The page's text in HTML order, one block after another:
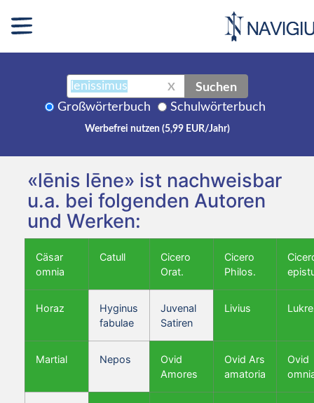
X Suchen
Großwörterbuch Schulwörterbuch
Werbefrei nutzen (5,99 EUR/Jahr)
«lēnis lēne» ist nachweisbar
u.a. bei folgenden Autoren
und Werken:
Cäsar
omnia
Catull
Cicero
Orat.
Cicero
Philos.
Horaz
Hyginus
fabulae
Juvenal
Satiren
Livius
Martial Nepos
Ovid
Amores
Ovid Ars
amatoria
Ovid